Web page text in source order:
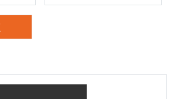
コネ
0.80
1.50